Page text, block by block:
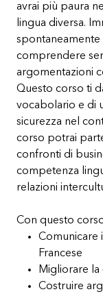
avrai più paura
lingua diversa.
spontaneamente
comprendere
argomentazioni
Questo corso ti
vocabolario e di
sicurezza nel
corso potrai
confronti di
competenza
relazioni
Con questo
Comunicare
Francese
Migliorare la
Costruire